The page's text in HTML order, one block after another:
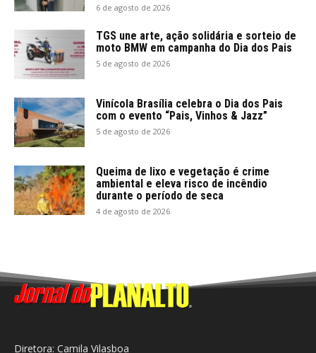
6 de agosto de 2026
TGS une arte, ação solidária e sorteio de
moto BMW em campanha do Dia dos Pais
5 de agosto de 2026
Vinícola Brasília celebra o Dia dos Pais
com o evento “Pais, Vinhos & Jazz”
5 de agosto de 2026
Queima de lixo e vegetação é crime
ambiental e eleva risco de incêndio
durante o período de seca
4 de agosto de 2026
Diretora: Camila Vilasboa